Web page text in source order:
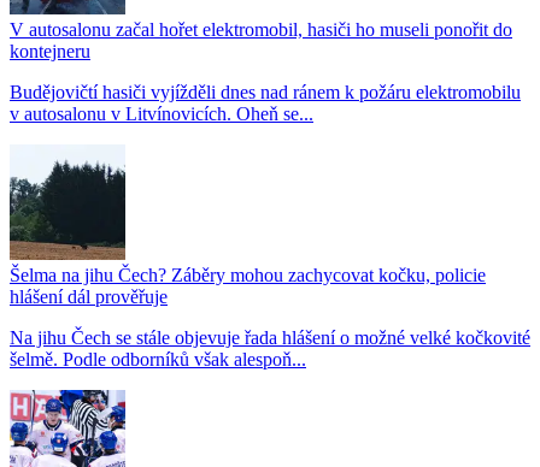
V autosalonu začal hořet elektromobil, hasiči ho museli ponořit do
kontejneru
Budějovičtí hasiči vyjížděli dnes nad ránem k požáru elektromobilu
v autosalonu v Litvínovicích. Oheň se...
Šelma na jihu Čech? Záběry mohou zachycovat kočku, policie
hlášení dál prověřuje
Na jihu Čech se stále objevuje řada hlášení o možné velké kočkovité
šelmě. Podle odborníků však alespoň...